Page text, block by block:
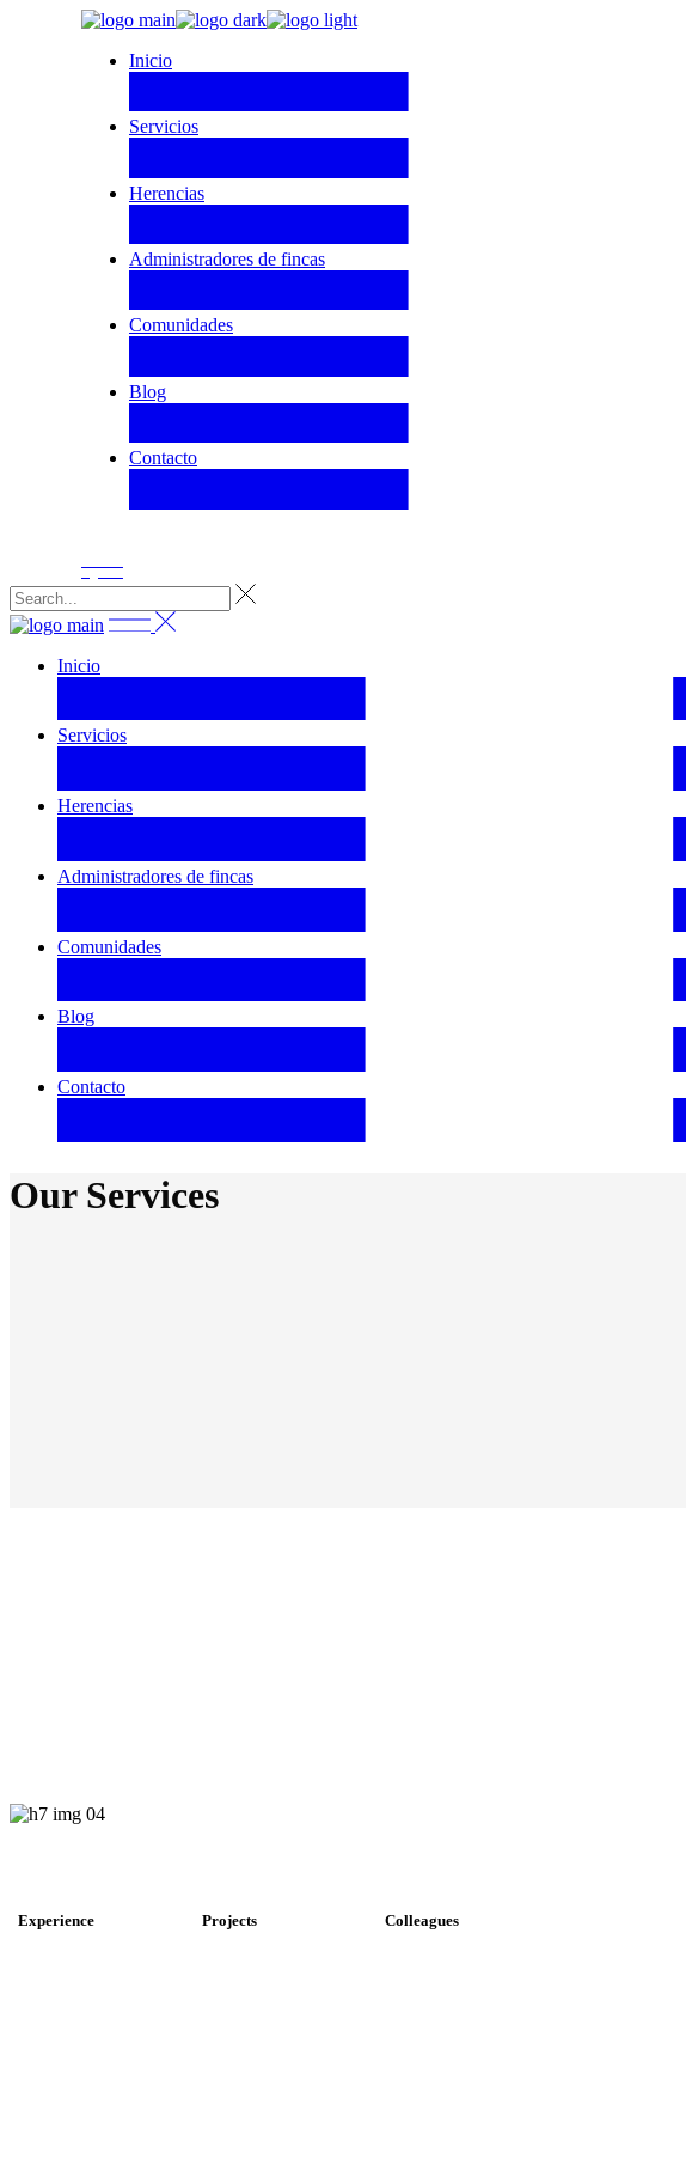
Inicio
Servicios
Herencias
Administradores de fincas
Comunidades
Blog
Contacto
Inicio
Servicios
Herencias
Administradores de fincas
Comunidades
Blog
Contacto
Our Services
Experience Projects Colleagues